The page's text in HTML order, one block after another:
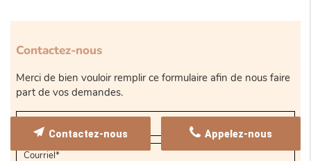
Contactez-nous
Merci de bien vouloir remplir ce formulaire afin de nous faire
part de vos demandes.
Appelez-nous
Contactez-nous